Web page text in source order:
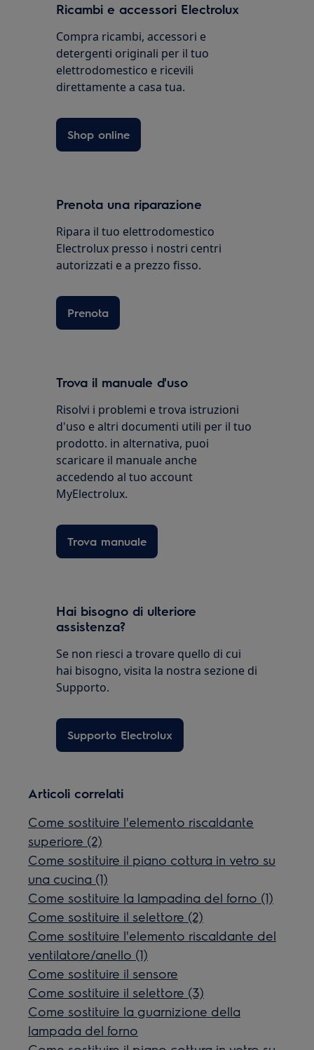
Ricambi e accessori Electrolux
Compra ricambi, accessori e
detergenti originali per il tuo
elettrodomestico e ricevili
direttamente a casa tua.
Shop online
Prenota una riparazione
Ripara il tuo elettrodomestico
Electrolux presso i nostri centri
autorizzati e a prezzo fisso.
Prenota
Trova il manuale d'uso
Risolvi i problemi e trova istruzioni
d'uso e altri documenti utili per il tuo
prodotto. in alternativa, puoi
scaricare il manuale anche
accedendo al tuo account
MyElectrolux.
Trova manuale
Hai bisogno di ulteriore
assistenza?
Se non riesci a trovare quello di cui
hai bisogno, visita la nostra sezione di
Supporto.
Supporto Electrolux
Articoli correlati
Come sostituire l'elemento riscaldante
superiore (2)
Come sostituire il piano cottura in vetro su
una cucina (1)
Come sostituire la lampadina del forno (1)
Come sostituire il selettore (2)
Come sostituire l'elemento riscaldante del
ventilatore/anello (1)
Come sostituire il sensore
Come sostituire il selettore (3)
Come sostituire la guarnizione della
lampada del forno